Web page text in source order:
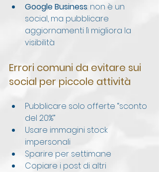
Google Business: non è un
social, ma pubblicare
aggiornamenti lì migliora la
visibilità
Errori comuni da evitare sui
social per piccole attività
Pubblicare solo offerte “sconto
del 20%”
Usare immagini stock
impersonali
Sparire per settimane
Copiare i post di altri